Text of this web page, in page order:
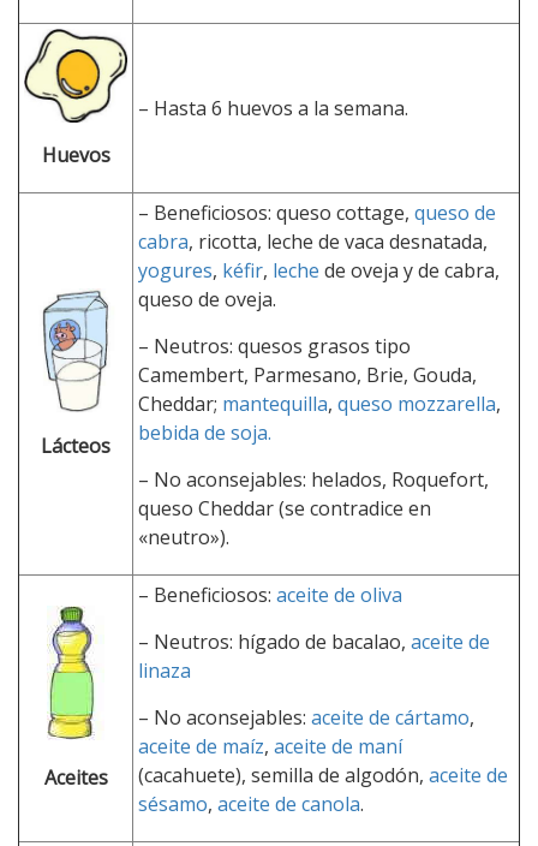
Huevos
– Hasta 6 huevos a la semana.
Lácteos
– Beneficiosos: queso cottage, queso de
cabra, ricotta, leche de vaca desnatada,
yogures, kéfir, leche de oveja y de cabra,
queso de oveja.
– Neutros: quesos grasos tipo
Camembert, Parmesano, Brie, Gouda,
Cheddar; mantequilla, queso mozzarella,
bebida de soja.
– No aconsejables: helados, Roquefort,
queso Cheddar (se contradice en
«neutro»).
Aceites
– Beneficiosos: aceite de oliva
– Neutros: hígado de bacalao, aceite de
linaza
– No aconsejables: aceite de cártamo,
aceite de maíz, aceite de maní
(cacahuete), semilla de algodón, aceite de
sésamo, aceite de canola.